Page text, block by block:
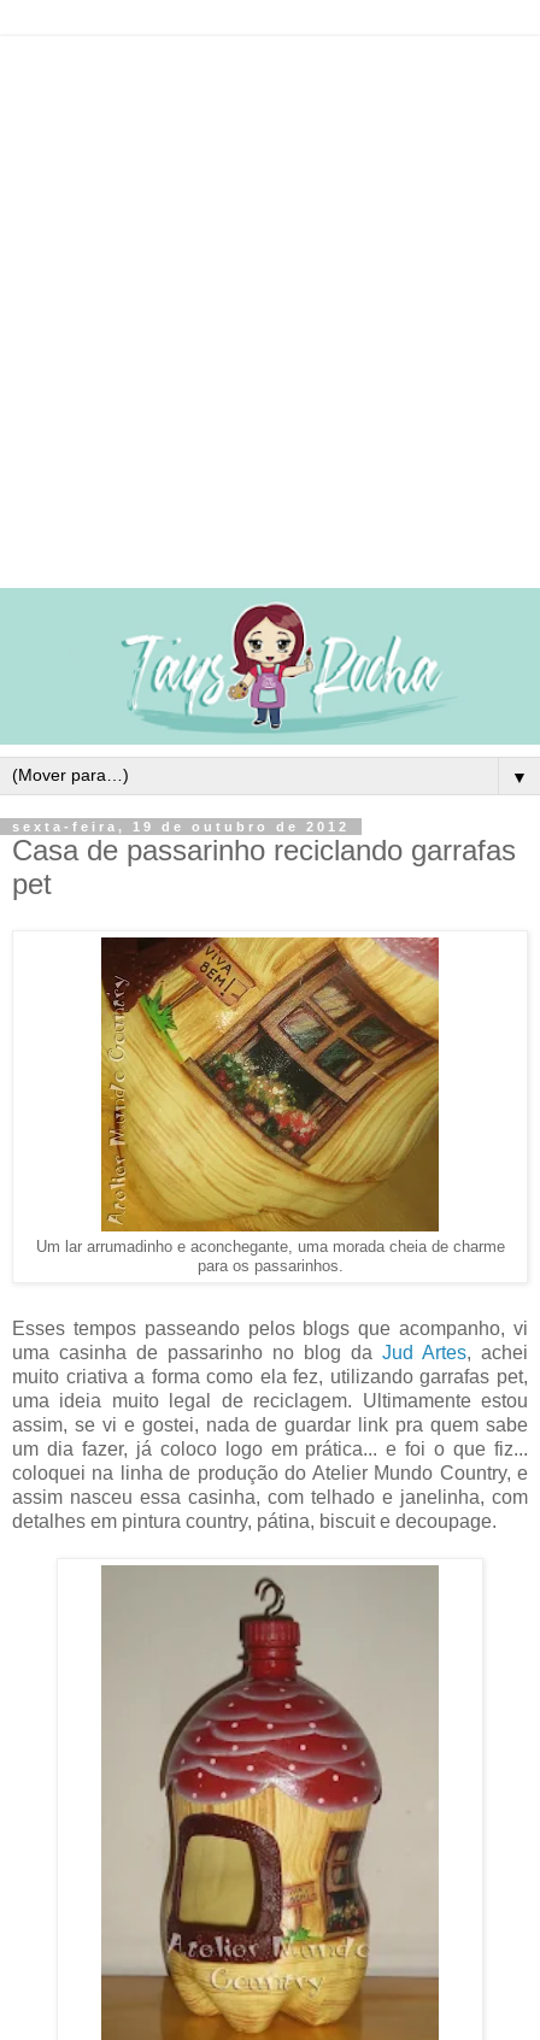
▼
sexta-feira, 19 de outubro de 2012
Casa de passarinho reciclando garrafas
pet
Um lar arrumadinho e aconchegante, uma morada cheia de charme
para os passarinhos.
Esses tempos passeando pelos blogs que acompanho, vi
uma casinha de passarinho no blog da Jud Artes, achei
muito criativa a forma como ela fez, utilizando garrafas pet,
uma ideia muito legal de reciclagem. Ultimamente estou
assim, se vi e gostei, nada de guardar link pra quem sabe
um dia fazer, já coloco logo em prática... e foi o que fiz...
coloquei na linha de produção do Atelier Mundo Country, e
assim nasceu essa casinha, com telhado e janelinha, com
detalhes em pintura country, pátina, biscuit e decoupage.